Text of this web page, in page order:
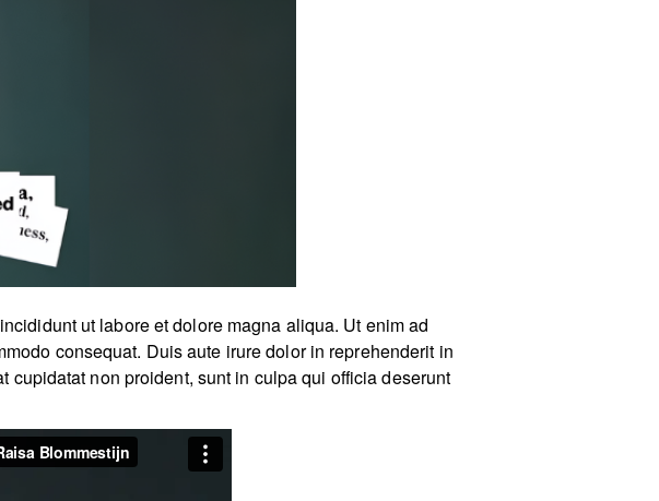
ut labore et dolore magna aliqua. Ut enim ad
consequat. Duis aute irure dolor in reprehenderit in
non proident, sunt in culpa qui officia deserunt